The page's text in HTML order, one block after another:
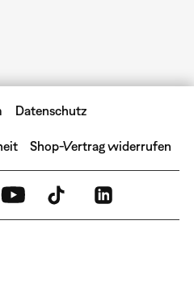
Datenschutz
Shop-Vertrag widerrufen